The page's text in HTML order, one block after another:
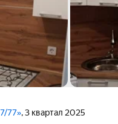
77», 3 квартал 2025